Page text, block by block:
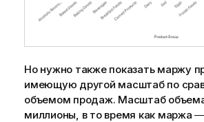
Но нужно также показать маржу
имеющую другой масштаб по
объемом продаж. Масштаб
миллионы, в то время как маржа